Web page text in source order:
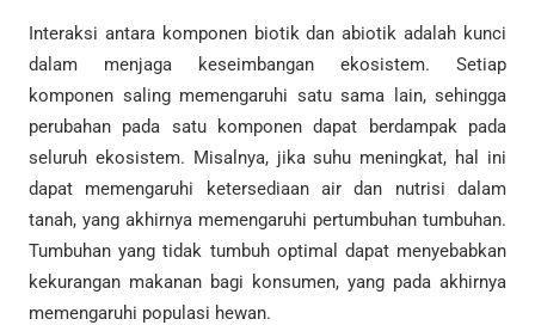
Interaksi antara komponen biotik dan abiotik adalah kunci
dalam menjaga keseimbangan ekosistem. Setiap
komponen saling memengaruhi satu sama lain, sehingga
perubahan pada satu komponen dapat berdampak pada
seluruh ekosistem. Misalnya, jika suhu meningkat, hal ini
dapat memengaruhi ketersediaan air dan nutrisi dalam
tanah, yang akhirnya memengaruhi pertumbuhan tumbuhan.
Tumbuhan yang tidak tumbuh optimal dapat menyebabkan
kekurangan makanan bagi konsumen, yang pada akhirnya
memengaruhi populasi hewan.